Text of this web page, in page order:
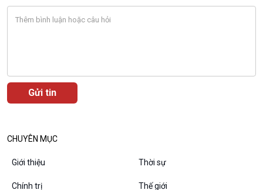
Podcast
Đối thoại
Diễn đàn chủ nhật
CHUYÊN MỤC
Giới thiệu Thời sự
Chính trị Thế giới